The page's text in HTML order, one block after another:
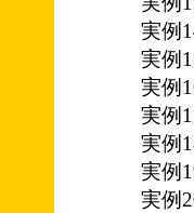
実例
実例
実例
実例
実例
実例
実例